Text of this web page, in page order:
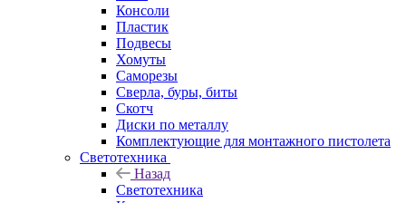
Консоли
Пластик
Подвесы
Хомуты
Саморезы
Сверла, буры, биты
Скотч
Диски по металлу
Комплектующие для монтажного пистолета
Светотехника
Назад
Светотехника